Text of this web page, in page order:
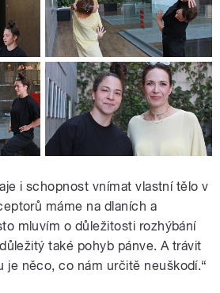
i schopnost vnímat vlastní tělo v
máme na dlaních a
mluvím o důležitosti rozhýbání
také pohyb pánve. A trávit
je něco, co nám určitě neuškodí.“